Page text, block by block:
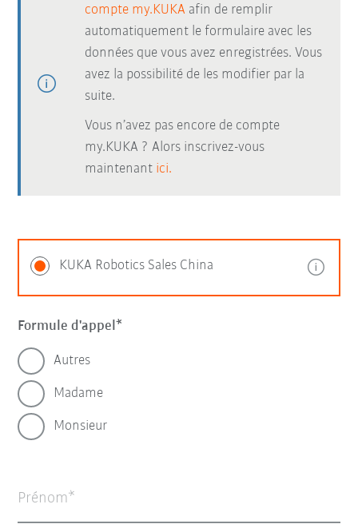
compte my.KUKA afin de remplir
automatiquement le formulaire avec les
données que vous avez enregistrées. Vous
avez la possibilité de les modifier par la
suite.
Vous n’avez pas encore de compte
my.KUKA ? Alors inscrivez-vous
maintenant ici.
KUKA Robotics Sales China
Formule d'appel
Autres
Madame
Monsieur
Prénom